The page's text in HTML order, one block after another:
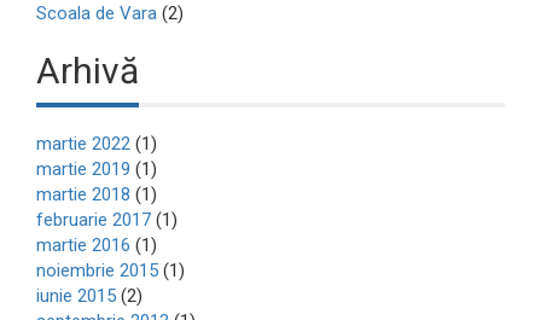
Scoala de Vara (2)
Arhivă
martie 2022 (1)
martie 2019 (1)
martie 2018 (1)
februarie 2017 (1)
martie 2016 (1)
noiembrie 2015 (1)
iunie 2015 (2)